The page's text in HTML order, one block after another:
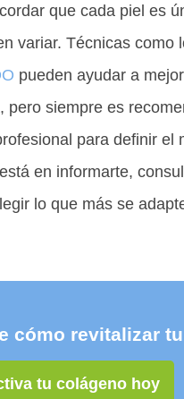
que cada piel es
variar. Técnicas como
pueden ayudar a
pero siempre es
para definir el
en informarte,
lo que más se
cómo revitalizar
tu colágeno hoy